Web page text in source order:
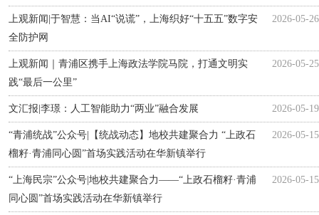
上观新闻|于智慧：当AI“说谎”，上海织好“十五五”数字安
全防护网
2026-05-26
上观新闻｜青浦区携手上海政法学院马院，打通文明实
践“最后一公里”
2026-05-25
文汇报|李璟：人工智能助力“两业”融合发展 2026-05-19
“青浦统战”公众号|【统战动态】地校共建聚合力 “上政石
榴籽·青浦同心圆”首场实践活动在华新镇举行
2026-05-15
“上海民宗”公众号|地校共建聚合力——“上政石榴籽·青浦
同心圆”首场实践活动在华新镇举行
2026-05-15